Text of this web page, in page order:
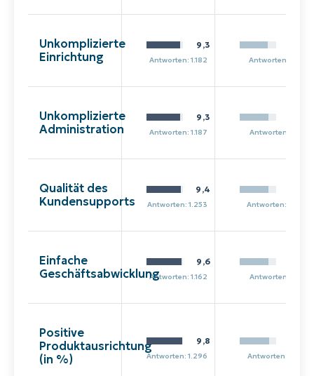
Unkomplizierte
Einrichtung
9,3
Antworten: 1.182 Antworten: 94
Unkomplizierte
Administration
9,3
Antworten: 1.187 Antworten: 83
Qualität des
Kundensupports
9,4
Antworten: 1.253 Antworten: 126
Einfache
Geschäftsabwicklung
9,6
Antworten: 1.162 Antworten: 82
Positive
Produktausrichtung
(in %)
9,8
Antworten: 1.296 Antworten: 135